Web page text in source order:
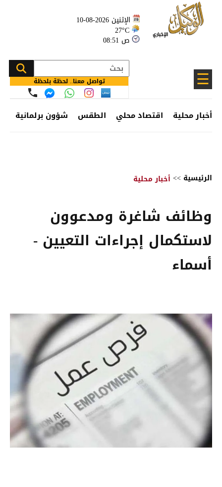
الإثنين 2026-08-10
27°C
08:51 ص
☰ تواصل معنا.. لحظة بلحظة
أخبار محلية اقتصاد محلي الطقس شؤون برلمانية
الرئيسية >> أخبار محلية
وظائف شاغرة ومدعوون
لاستكمال إجراءات التعيين -
أسماء